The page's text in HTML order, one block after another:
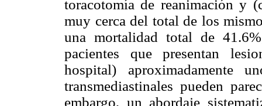
toracotomía de reanimación y
muy cerca del total de los
una mortalidad total de
pacientes que presentan
hospital) aproximadamente
transmediastinales pueden
embargo, un abordaje